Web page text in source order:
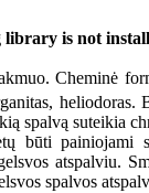
library is not
Cheminė
heliodoras.
spalvą suteikia
būti
atspalviu.
spalvos